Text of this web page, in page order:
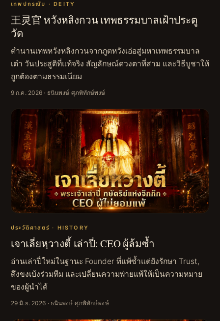
เทพปกรณัม · DEITY
王灵官 หวังหลิงกวน เทพธรรมบาลเฝ้าประตู
วัด
ตำนานเทพหวังหลิงกวนจากภูตหวังเอ่อสู่มหาเทพธรรมบาล
เต๋า วันประสูติที่แท้จริง สัญลักษณ์ดวงตาที่สาม และวิธีบูชาให้
ถูกต้องตามธรรมเนียม
9 ก.ค. 2026 · ธนินพงษ์ ศุภพิทักษ์พงษ์
ประวัติศาสตร์ · HISTORY
เจาเลี่ยหฺวางตี้ เล่าปี่: CEO ผู้ล้มซ้ำ
อ่านเล่าปี่ใหม่ในฐานะ Founder ที่แพ้ซ้ำแต่ยังรักษา Trust,
ดึงขงเบ้งร่วมทีม และเปลี่ยนความพ่ายแพ้ให้เป็นความหมาย
ของผู้นำได้
29 มิ.ย. 2026 · ธนินพงษ์ ศุภพิทักษ์พงษ์